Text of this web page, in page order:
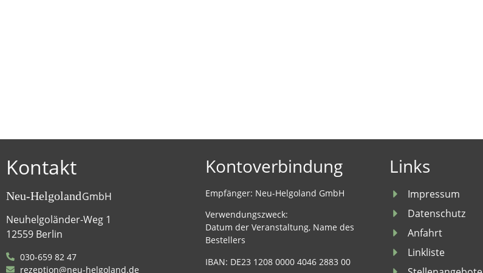
Kontakt
Neu-HelgolandGmbH
Neuhelgoländer-Weg 1
12559 Berlin
030-659 82 47
rezeption@neu-helgoland.de
Kontoverbindung
Empfänger: Neu-Helgoland GmbH
Verwendungszweck:
Datum der Veranstaltung, Name des
Bestellers
IBAN: DE23 1208 0000 4046 2883 00
Links
Impressum
Datenschutz
Anfahrt
Linkliste